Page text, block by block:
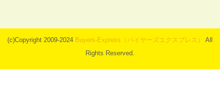
(c)Copyright 2009-2024 Buyers-Express（バイヤーズエクスプレス）
All
Rights Reserved.